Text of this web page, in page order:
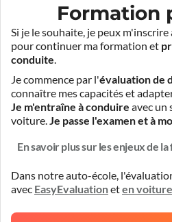
Formation
Si je le souhaite, je peux
pour continuer ma formation et
conduite.
Je commence par l'évaluation de
connaître mes capacités et
Je m'entraîne à conduire avec un
voiture.Je passe l'examen et à
En savoir plus sur les enjeux de
Dans notre auto-école,
avec EasyEvaluationeten voiture